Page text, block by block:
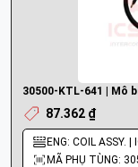
30500-KTL-641 | Mô
87.362 ₫
ENG: COIL ASSY. |
MÃ PHỤ TÙNG: